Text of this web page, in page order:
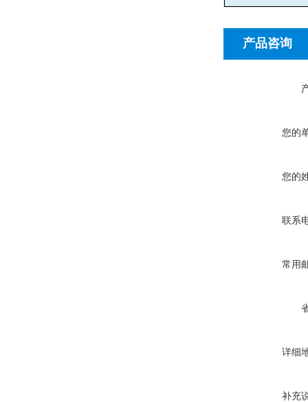
产品咨询
您的
您的
联系
常用
详细
补充